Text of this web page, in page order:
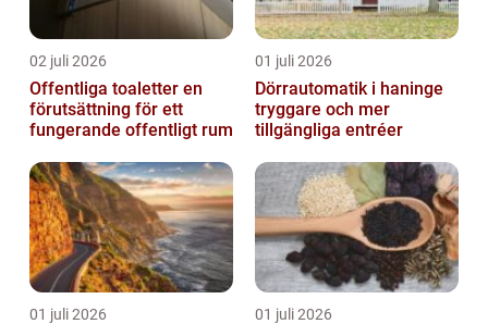
02 juli 2026
Offentliga toaletter en
förutsättning för ett
fungerande offentligt rum
01 juli 2026
Dörrautomatik i haninge
tryggare och mer
tillgängliga entréer
01 juli 2026 01 juli 2026